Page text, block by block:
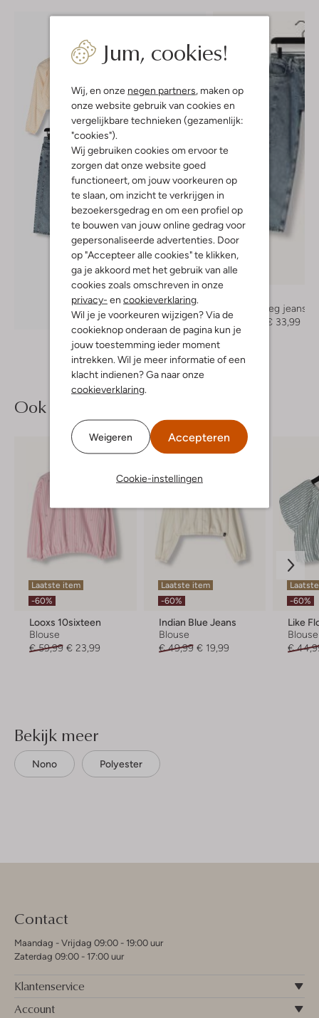
Jum, cookies!
Wij, en onze negen partners, maken op
onze website gebruik van cookies en
vergelijkbare technieken (gezamenlijk:
"cookies").
Wij gebruiken cookies om ervoor te
zorgen dat onze website goed
functioneert, om jouw voorkeuren op
te slaan, om inzicht te verkrijgen in
bezoekersgedrag en om een profiel op
te bouwen van jouw online gedrag voor
gepersonaliseerde advertenties. Door
op "Accepteer alle cookies" te klikken,
ga je akkoord met het gebruik van alle
cookies zoals omschreven in onze
privacy- en cookieverklaring.
Wil je je voorkeuren wijzigen? Via de
cookieknop onderaan de pagina kun je
jouw toestemming ieder moment
intrekken. Wil je meer informatie of een
klacht indienen? Ga naar onze
cookieverklaring.
Weigeren Accepteren
Cookie-instellingen
Ontdek de look
-60%
Straight leg jeans
€ 84,99
€ 33,99
Ook iets voor jou?
Laatste item
-60%
Looxs 10sixteen
Blouse
€ 59,99 € 23,99
Laatste item
-60%
Indian Blue Jeans
Blouse
€ 49,99 € 19,99
-60%
Like
Blouse
€
Bekijk meer
Nono Polyester
Contact
Maandag - Vrijdag 09:00 - 19:00 uur
Zaterdag 09:00 - 17:00 uur
Klantenservice
Account